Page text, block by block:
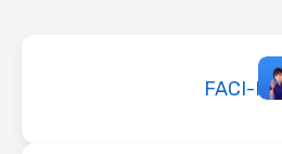
FACI-RJ